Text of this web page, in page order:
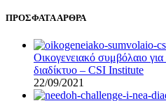
ΠΡΟΣΦΑΤΑ ΑΡΘΡΑ
Οικογενειακό συμβόλαιο
διαδίκτυο – CSI Institute
22/09/2021